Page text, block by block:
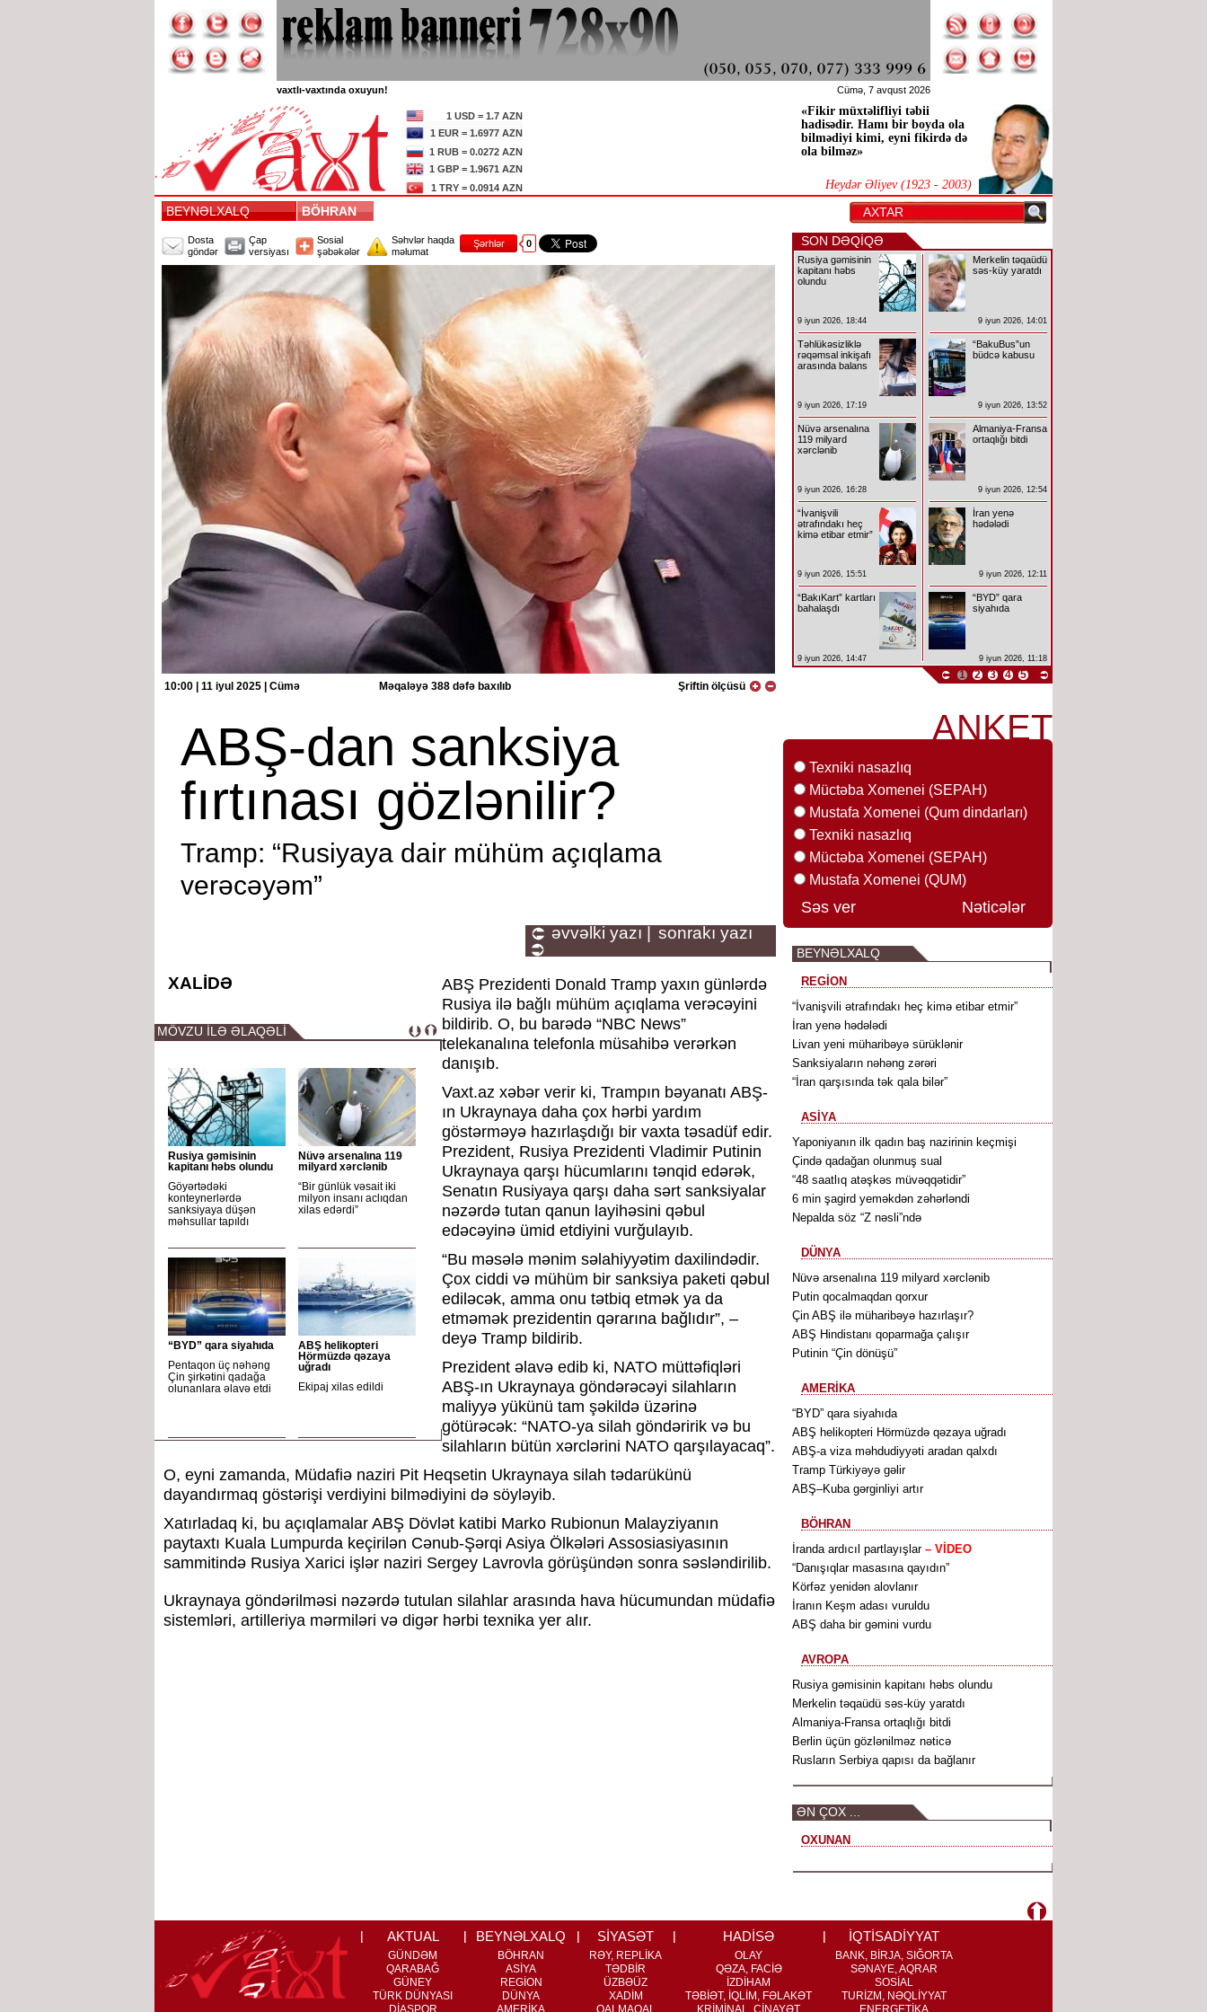
vaxtlı-vaxtında oxuyun! Cümə, 7 avqust 2026
1 USD = 1.7 AZN
1 EUR = 1.6977 AZN
1 RUB = 0.0272 AZN
1 GBP = 1.9671 AZN
1 TRY = 0.0914 AZN
«Fikir müxtəlifliyi təbii
hadisədir. Hamı bir boyda ola
bilmədiyi kimi, eyni fikirdə də
ola bilməz»
Heydər Əliyev (1923 - 2003)
BEYNƏLXALQ BÖHRAN
Dosta
göndər
Çap
versiyası
Sosial
şəbəkələr
Səhvlər haqda
məlumat
Şərhlər 0
10:00 | 11 iyul 2025 | Cümə Məqaləyə 388 dəfə baxılıb Şriftin ölçüsü
ABŞ-dan sanksiya
fırtınası gözlənilir?
Tramp: “Rusiyaya dair mühüm açıqlama
verəcəyəm”
əvvəlki yazı | sonrakı yazı
XALİDƏ
MÖVZU İLƏ ƏLAQƏLİ
Rusiya gəmisinin
kapitanı həbs olundu
Göyərtədəki
konteynerlərdə
sanksiyaya düşən
məhsullar tapıldı
Nüvə arsenalına 119
milyard xərclənib
“Bir günlük vəsait iki
milyon insanı aclıqdan
xilas edərdi”
“BYD” qara siyahıda
Pentaqon üç nəhəng
Çin şirkətini qadağa
olunanlara əlavə etdi
ABŞ helikopteri
Hörmüzdə qəzaya
uğradı
Ekipaj xilas edildi
ABŞ Prezidenti Donald Tramp yaxın günlərdə
Rusiya ilə bağlı mühüm açıqlama verəcəyini
bildirib. O, bu barədə “NBC News”
telekanalına telefonla müsahibə verərkən
danışıb.
Vaxt.az xəbər verir ki, Trampın bəyanatı ABŞ-
ın Ukraynaya daha çox hərbi yardım
göstərməyə hazırlaşdığı bir vaxta təsadüf edir.
Prezident, Rusiya Prezidenti Vladimir Putinin
Ukraynaya qarşı hücumlarını tənqid edərək,
Senatın Rusiyaya qarşı daha sərt sanksiyalar
nəzərdə tutan qanun layihəsini qəbul
edəcəyinə ümid etdiyini vurğulayıb.
“Bu məsələ mənim səlahiyyətim daxilindədir.
Çox ciddi və mühüm bir sanksiya paketi qəbul
ediləcək, amma onu tətbiq etmək ya da
etməmək prezidentin qərarına bağlıdır”, –
deyə Tramp bildirib.
Prezident əlavə edib ki, NATO müttəfiqləri
ABŞ-ın Ukraynaya göndərəcəyi silahların
maliyyə yükünü tam şəkildə üzərinə
götürəcək: “NATO-ya silah göndəririk və bu
silahların bütün xərclərini NATO qarşılayacaq”.
O, eyni zamanda, Müdafiə naziri Pit Heqsetin Ukraynaya silah tədarükünü
dayandırmaq göstərişi verdiyini bilmədiyini də söyləyib.
Xatırladaq ki, bu açıqlamalar ABŞ Dövlət katibi Marko Rubionun Malayziyanın
paytaxtı Kuala Lumpurda keçirilən Cənub-Şərqi Asiya Ölkələri Assosiasiyasının
sammitində Rusiya Xarici işlər naziri Sergey Lavrovla görüşündən sonra səsləndirilib.
Ukraynaya göndərilməsi nəzərdə tutulan silahlar arasında hava hücumundan müdafiə
sistemləri, artilleriya mərmiləri və digər hərbi texnika yer alır.
SON DƏQİQƏ
Rusiya gəmisinin
kapitanı həbs
olundu
9 iyun 2026, 18:44
Təhlükəsizliklə
rəqəmsal inkişafı
arasında balans
9 iyun 2026, 17:19
Nüvə arsenalına
119 milyard
xərclənib
9 iyun 2026, 16:28
“İvanişvili
ətrafındakı heç
kimə etibar etmir”
9 iyun 2026, 15:51
“BakıKart” kartları
bahalaşdı
9 iyun 2026, 14:47
Merkelin təqaüdü
səs-küy yaratdı
9 iyun 2026, 14:01
“BakuBus”un
büdcə kabusu
9 iyun 2026, 13:52
Almaniya-Fransa
ortaqlığı bitdi
9 iyun 2026, 12:54
İran yenə
hədələdi
9 iyun 2026, 12:11
“BYD” qara
siyahıda
9 iyun 2026, 11:18
1 2 3 4 5
ANKET
Texniki nasazlıq
Müctəba Xomenei (SEPAH)
Mustafa Xomenei (Qum dindarları)
Texniki nasazlıq
Müctəba Xomenei (SEPAH)
Mustafa Xomenei (QUM)
Səs ver Nəticələr
BEYNƏLXALQ
REGİON
“İvanişvili ətrafındakı heç kimə etibar etmir”
İran yenə hədələdi
Livan yeni müharibəyə sürüklənir
Sanksiyaların nəhəng zərəri
“İran qarşısında tək qala bilər”
ASİYA
Yaponiyanın ilk qadın baş nazirinin keçmişi
Çində qadağan olunmuş sual
“48 saatlıq atəşkəs müvəqqətidir”
6 min şagird yeməkdən zəhərləndi
Nepalda söz “Z nəsli”ndə
DÜNYA
Nüvə arsenalına 119 milyard xərclənib
Putin qocalmaqdan qorxur
Çin ABŞ ilə müharibəyə hazırlaşır?
ABŞ Hindistanı qoparmağa çalışır
Putinin “Çin dönüşü”
AMERİKA
“BYD” qara siyahıda
ABŞ helikopteri Hörmüzdə qəzaya uğradı
ABŞ-a viza məhdudiyyəti aradan qalxdı
Tramp Türkiyəyə gəlir
ABŞ–Kuba gərginliyi artır
BÖHRAN
İranda ardıcıl partlayışlar– VİDEO
“Danışıqlar masasına qayıdın”
Körfəz yenidən alovlanır
İranın Keşm adası vuruldu
ABŞ daha bir gəmini vurdu
AVROPA
Rusiya gəmisinin kapitanı həbs olundu
Merkelin təqaüdü səs-küy yaratdı
Almaniya-Fransa ortaqlığı bitdi
Berlin üçün gözlənilməz nəticə
Rusların Serbiya qapısı da bağlanır
ƏN ÇOX ...
OXUNAN
AKTUAL
GÜNDƏM
QARABAĞ
GÜNEY
TÜRK DÜNYASI
DİASPOR
BEYNƏLXALQ
BÖHRAN
ASİYA
REGİON
DÜNYA
AMERİKA
SİYASƏT
RƏY, REPLİKA
TƏDBİR
ÜZBƏÜZ
XADİM
QALMAQAL
HADİSƏ
OLAY
QƏZA, FACİƏ
İZDİHAM
TƏBİƏT, İQLİM, FƏLAKƏT
KRİMİNAL, CİNAYƏT
İQTİSADİYYAT
BANK, BİRJA, SIĞORTA
SƏNAYE, AQRAR
SOSİAL
TURİZM, NƏQLİYYAT
ENERGETİKA